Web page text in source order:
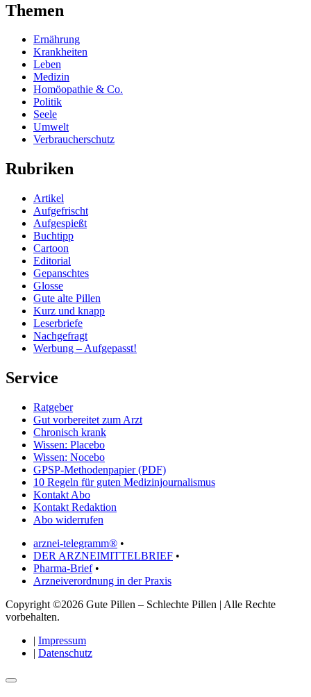
Themen
Ernährung
Krankheiten
Leben
Medizin
Homöopathie & Co.
Politik
Seele
Umwelt
Verbraucherschutz
Rubriken
Artikel
Aufgefrischt
Aufgespießt
Buchtipp
Cartoon
Editorial
Gepanschtes
Glosse
Gute alte Pillen
Kurz und knapp
Leserbriefe
Nachgefragt
Werbung – Aufgepasst!
Service
Ratgeber
Gut vorbereitet zum Arzt
Chronisch krank
Wissen: Placebo
Wissen: Nocebo
GPSP-Methodenpapier (PDF)
10 Regeln für guten Medizinjournalismus
Kontakt Abo
Kontakt Redaktion
Abo widerrufen
arznei-telegramm® •
DER ARZNEIMITTELBRIEF •
Pharma-Brief•
Arzneiverordnung in der Praxis
Copyright ©2026 Gute Pillen – Schlechte Pillen | Alle Rechte
vorbehalten.
| Impressum
| Datenschutz